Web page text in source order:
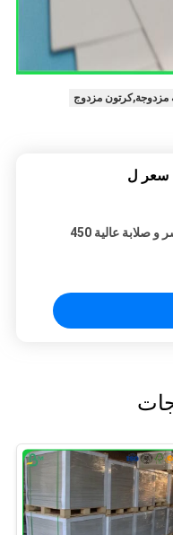
مزدوجة,كرتون مزدوج
سعر ل
مقاومة جيدة للكسر و صلابة عالية 450